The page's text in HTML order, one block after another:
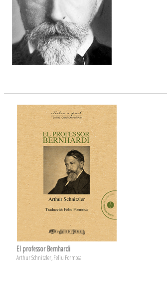
El professor Bernhardi
Arthur Schnitzler, Feliu Formosa